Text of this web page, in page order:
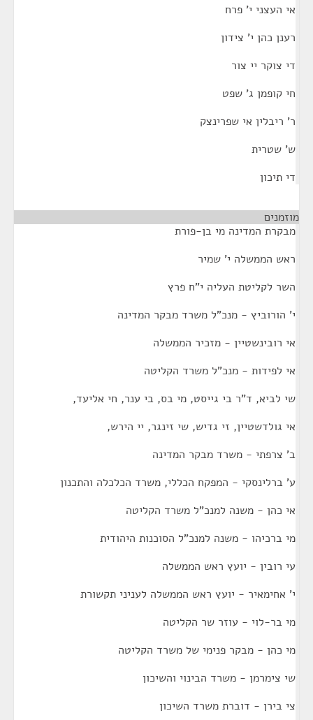
אי העצני י' פרח
רענן כהן י' צידון
די צוקר יי צור
חי קופמן ג' שפט
ר' ריבלין אי שפרינצק
ש' שטרית
די תיכון
מוזמנים
מבקרת המדינה מי בן-פורת
ראש הממשלה י' שמיר
השר לקליטת העליה י"ח פרץ
י' הורוביץ - מנכ"ל משרד מבקר המדינה
אי רובינשטיין - מזכיר הממשלה
אי לפידות - מנכ"ל משרד הקליטה
שי לביא, ד"ר בי גייסט, מי בס, בי ענר, חי אליעד,
אי גולדשטיין, זי גדיש, שי זינגר, יי הירש,
ב' צרפתי - משרד מבקר המדינה
ע' ברלינסקי - המפקח הכללי, משרד הכלכלה והתכנון
אי כהן - משנה למנכ"ל משרד הקליטה
מי ברכיהו - משנה למנכ"ל הסוכנות היהודית
עי רובין - יועץ ראש הממשלה
י' אחימאיר - יועץ ראש הממשלה לעניני תקשורת
מי בר-לוי - עוזר שר הקליטה
מי כהן - מבקר פנימי של משרד הקליטה
שי צימרמן - משרד הבינוי והשיכון
צי בירן - דוברת משרד השיכון